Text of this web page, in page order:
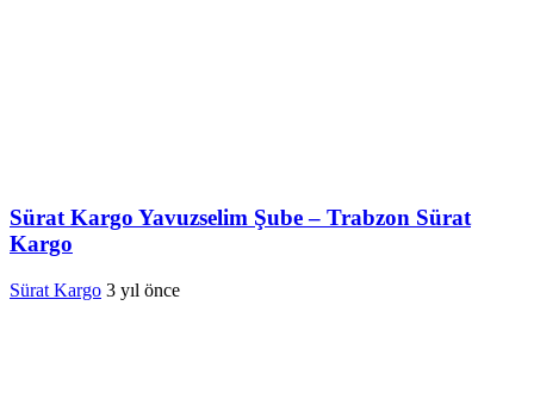
Sürat Kargo Yavuzselim Şube – Trabzon Sürat
Kargo
Sürat Kargo 3 yıl önce